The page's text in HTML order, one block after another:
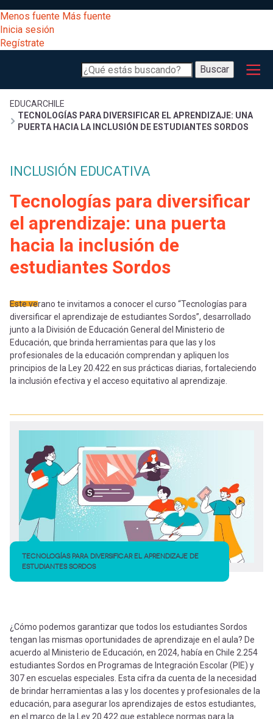
al
contenido
principal
[Educarchile
Escritorio]
Menú
entrar
a
mi
cuenta
Menos fuente Más fuente
Inicia sesión
Regístrate
Buscar
Buscar
Menú
principal
Desarrollo
Expand
Gestión
curricular
Comunidad
Expand
Exploración
Expand
[Educarchile
Mobile]
Menú
entrar
mi
cuenta
sesión
Regístrate
Sobrescribir
de
ayuda
a
la
navegación
EDUCARCHILE
TECNOLOGÍAS PARA DIVERSIFICAR EL APRENDIZAJE: UNA
PUERTA HACIA LA INCLUSIÓN DE ESTUDIANTES SORDOS
INCLUSIÓN EDUCATIVA
Tecnologías para diversificar
el aprendizaje: una puerta
hacia la inclusión de
estudiantes Sordos
Este verano te invitamos a conocer el curso “Tecnologías para
diversificar el aprendizaje de estudiantes Sordos”, desarrollado
junto a la División de Educación General del Ministerio de
Educación, que brinda herramientas para que las y los
profesionales de la educación comprendan y apliquen los
principios de la Ley 20.422 en sus prácticas diarias, fortaleciendo
la inclusión efectiva y el acceso equitativo al aprendizaje.
TECNOLOGÍAS PARA DIVERSIFICAR EL APRENDIZAJE DE
ESTUDIANTES SORDOS
¿Cómo podemos garantizar que todos los estudiantes Sordos
tengan las mismas oportunidades de aprendizaje en el aula? De
acuerdo al Ministerio de Educación, en 2024, había en Chile 2.254
estudiantes Sordos en Programas de Integración Escolar (PIE) y
307 en escuelas especiales. Esta cifra da cuenta de la necesidad
de brindar herramientas a las y los docentes y profesionales de la
educación, para asegurar los aprendizajes de estos estudiantes,
en el marco de la Ley 20.422 que establece normas para la